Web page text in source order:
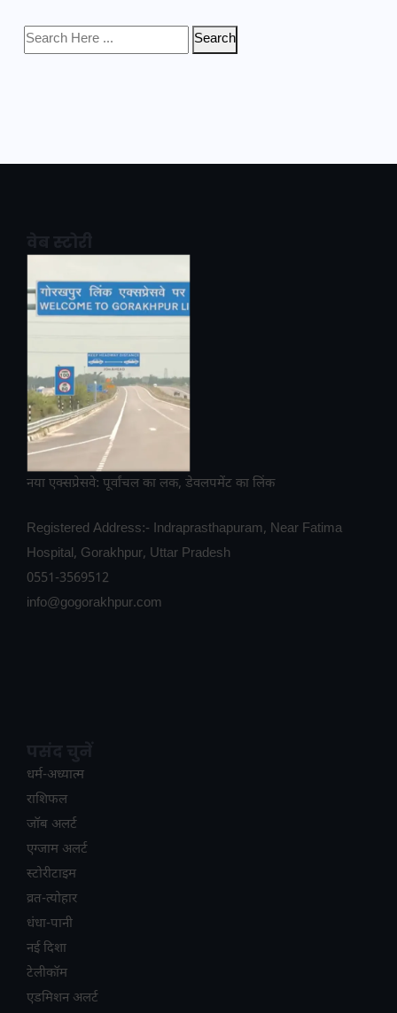
Search
नया एक्सप्रेसवे: पूर्वांचल का लक, डेवलपमेंट का लिंक
Registered Address:- Indraprasthapuram, Near Fatima
Hospital, Gorakhpur, Uttar Pradesh
0551-3569512
info@gogorakhpur.com
धर्म-अध्यात्म
राशिफल
जॉब अलर्ट
एग्जाम अलर्ट
स्टोरीटाइम
व्रत-त्योहार
धंधा-पानी
नई दिशा
टेलीकॉम
ए​डमिशन अलर्ट